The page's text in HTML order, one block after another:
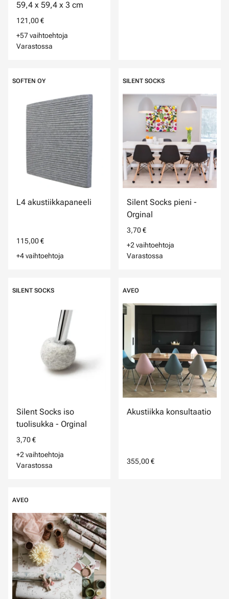
59,4 x 59,4 x 3 cm
121,00 €
+57 vaihtoehtoja
Varastossa
SOFTEN OY
L4 akustiikkapaneeli
115,00 €
+4 vaihtoehtoja
SILENT SOCKS
Silent Socks pieni -
Orginal
3,70 €
+2 vaihtoehtoja
Varastossa
SILENT SOCKS
Silent Socks iso
tuolisukka - Orginal
3,70 €
+2 vaihtoehtoja
Varastossa
AVEO
Akustiikka konsultaatio
355,00 €
AVEO